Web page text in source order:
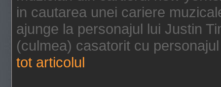
in cautarea unei cariere
ajunge la personajul lui Justin
(culmea) casatorit cu
tot articolul